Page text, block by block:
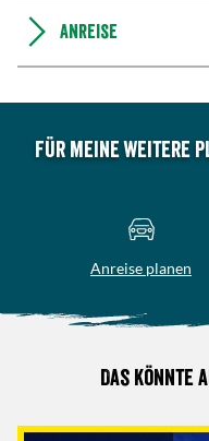
Anreise
Für meine weitere
Anreise planen
Das könnte